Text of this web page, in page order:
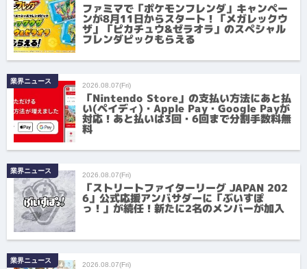
ファミマで「ポケモンフレンダ」キャンペー
ンが8月11日からスタート！「メガレックウ
ザ」「ピカチュウ&ゼラオラ」のスペシャル
フレンダピックもらえる
業界ニュース 2026.08.07(Fri)
「Nintendo Store」の支払い方法にあと払
い(ペイディ)・Apple Pay・Google Payが
対応！あと払いは3回・6回まで分割手数料無
料
業界ニュース 2026.08.07(Fri)
「ストリートファイターリーグ JAPAN 202
6」公式応援アンバサダーに「ぶいすぽ
っ！」が続任！新たに2名のメンバーが加入
業界ニュース 2026.08.07(Fri)